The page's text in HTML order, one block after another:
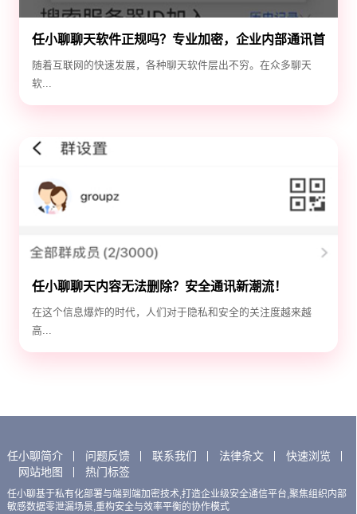
任小聊聊天软件正规吗？专业加密，企业内部通讯首
选！
随着互联网的快速发展，各种聊天软件层出不穷。在众多聊天
软...
任小聊聊天内容无法删除？安全通讯新潮流！
在这个信息爆炸的时代，人们对于隐私和安全的关注度越来越
高...
任小聊简介 问题反馈 联系我们 法律条文
快速浏览
网站地图
热门标签
任小聊基于私有化部署与端到端加密技术,打造企业级安全通信平台,聚焦组织内部
敏感数据零泄漏场景,重构安全与效率平衡的协作模式